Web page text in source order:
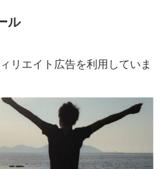
ル
リエイト広告を利用していま